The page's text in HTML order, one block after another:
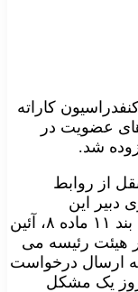
کاراته
عضویت در
شد.
از روابط
دبیر این
فدراسیون، با اعلام این خبر افزود: طبق بند ۱۱ ماده ۸، آئین
هیئت رئیسه می
به ارسال درخواست
یک مشکل